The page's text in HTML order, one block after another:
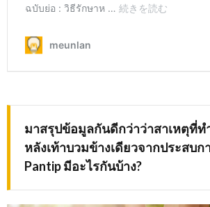
มาสรุปข้อมูลกันดีกว่าว่าสาเหตุที่ท
หลังเท้าบวมข้างเดียวจากประสบ
Pantip มีอะไรกันบ้าง?